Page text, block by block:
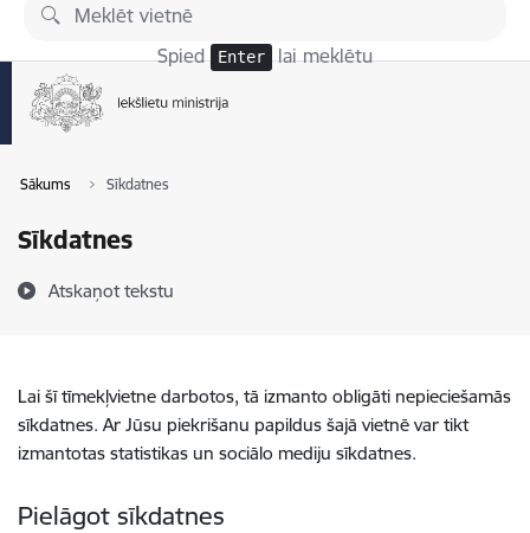
Pāriet uz lapas saturu
Spied Enter lai meklētu
Sākums Sīkdatnes
Sīkdatnes
Atskaņot tekstu
Lai šī tīmekļvietne darbotos, tā izmanto obligāti nepieciešamās
sīkdatnes. Ar Jūsu piekrišanu papildus šajā vietnē var tikt
izmantotas statistikas un sociālo mediju sīkdatnes.
Pielāgot sīkdatnes